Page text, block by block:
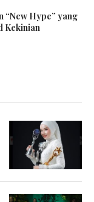
“New Hype” yang
Kekinian